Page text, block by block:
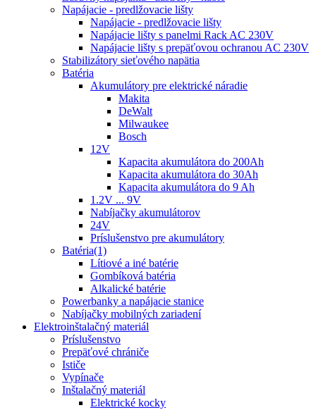
Napájacie - predlžovacie lišty
Napájacie - predlžovacie lišty
Napájacie lišty s panelmi Rack AC 230V
Napájacie lišty s prepäťovou ochranou AC 230V
Stabilizátory sieťového napätia
Batéria
Akumulátory pre elektrické náradie
Makita
DeWalt
Milwaukee
Bosch
12V
Kapacita akumulátora do 200Ah
Kapacita akumulátora do 30Ah
Kapacita akumulátora do 9 Ah
1.2V ... 9V
Nabíjačky akumulátorov
24V
Príslušenstvo pre akumulátory
Batéria(1)
Lítiové a iné batérie
Gombíková batéria
Alkalické batérie
Powerbanky a napájacie stanice
Nabíjačky mobilných zariadení
Elektroinštalačný materiál
Príslušenstvo
Prepäťové chrániče
Ističe
Vypínače
Inštalačný materiál
Elektrické kocky